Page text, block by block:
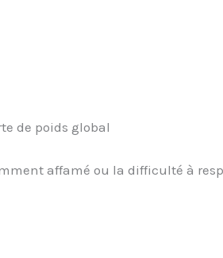
de poids global
affamé ou la difficulté à